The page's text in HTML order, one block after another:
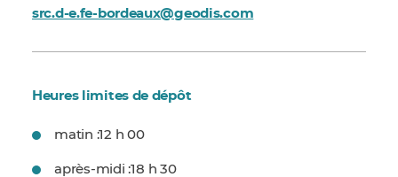
src.d-e.fe-bordeaux@geodis.com
Heures limites de dépôt
matin :12 h 00
après-midi :18 h 30